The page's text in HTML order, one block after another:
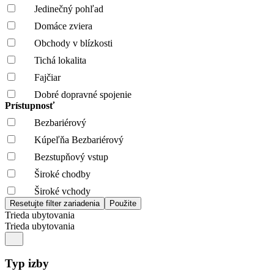
Jedinečný pohľad
Domáce zviera
Obchody v blízkosti
Tichá lokalita
Fajčiar
Dobré dopravné spojenie
Prístupnosť
Bezbariérový
Kúpeľňa Bezbariérový
Bezstupňový vstup
Široké chodby
Široké vchody
Trieda ubytovania
Trieda ubytovania
Typ izby